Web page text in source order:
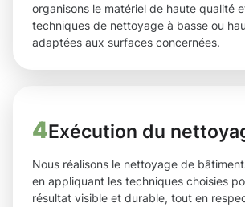
organisons le matériel de haute qualité
techniques de nettoyage à basse ou
adaptées aux surfaces concernées.
4Exécution du
Nous réalisons le nettoyage de
en appliquant les techniques choisies
résultat visible et durable, tout en